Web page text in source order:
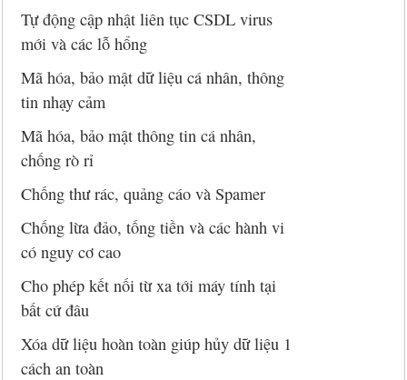
Tự động cập nhật liên tục CSDL virus
mới và các lỗ hổng
Mã hóa, bảo mật dữ liệu cá nhân, thông
tin nhạy cảm
Mã hóa, bảo mật thông tin cá nhân,
chống rò rỉ
Chống thư rác, quảng cáo và Spamer
Chống lừa đảo, tống tiền và các hành vi
có nguy cơ cao
Cho phép kết nối từ xa tới máy tính tại
bất cứ đâu
Xóa dữ liệu hoàn toàn giúp hủy dữ liệu 1
cách an toàn